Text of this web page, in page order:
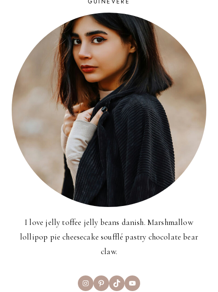
D’UN
GARÇON
?
I love jelly toffee jelly beans danish. Marshmallow
lollipop pie cheesecake soufflé pastry chocolate bear
claw.
InstagramPinterest
TikTokYouTube